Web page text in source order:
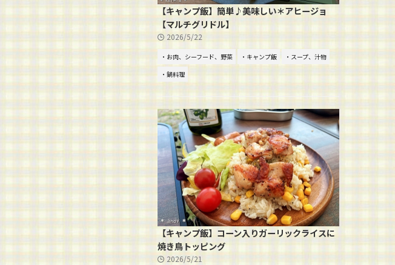
【キャンプ飯】簡単♪美味しい＊アヒージョ
【マルチグリドル】
2026/5/22
・お肉、シーフード、野菜 ・キャンプ飯
・スープ、汁物
・鍋料理
【キャンプ飯】コーン入りガーリックライスに
焼き鳥トッピング
2026/5/21